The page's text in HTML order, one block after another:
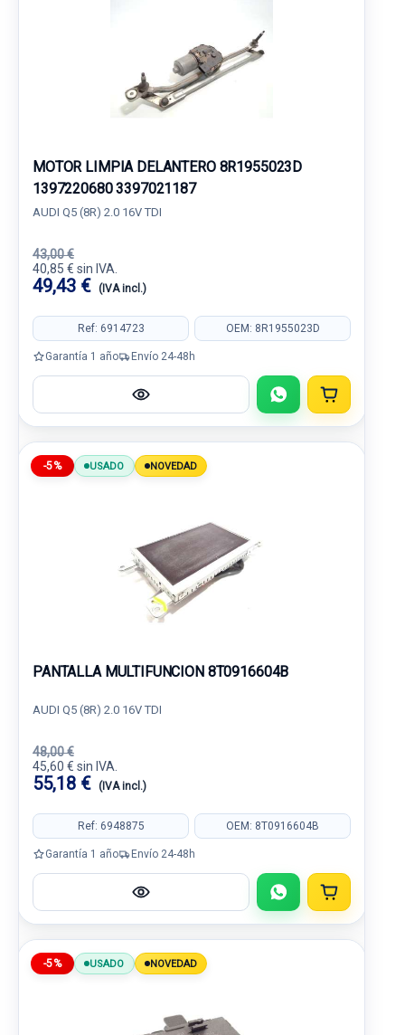
MOTOR LIMPIA DELANTERO 8R1955023D
1397220680 3397021187
AUDI Q5 (8R) 2.0 16V TDI
43,00 €
40,85 € sin IVA.
49,43 € (IVA incl.)
Ref: 6914723 OEM: 8R1955023D
Garantía 1 año Envío 24-48h
-5% USADO NOVEDAD
PANTALLA MULTIFUNCION 8T0916604B
AUDI Q5 (8R) 2.0 16V TDI
48,00 €
45,60 € sin IVA.
55,18 € (IVA incl.)
Ref: 6948875 OEM: 8T0916604B
Garantía 1 año Envío 24-48h
-5% USADO NOVEDAD